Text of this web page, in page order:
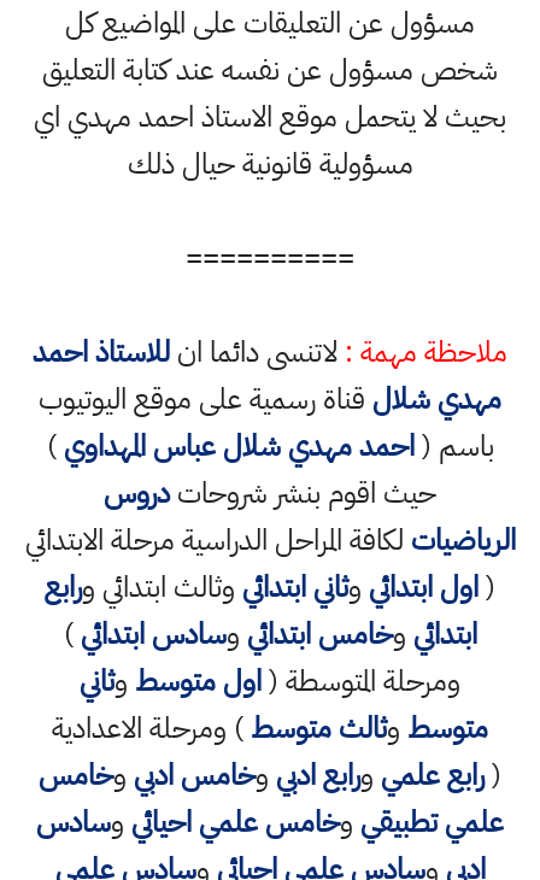
مسؤول عن التعليقات على المواضيع كل
شخص مسؤول عن نفسه عند كتابة التعليق
بحيث لا يتحمل موقع الاستاذ احمد مهدي اي
مسؤولية قانونية حيال ذلك
==========
ملاحظة مهمة : لاتنسى دائما انللاستاذ احمد
مهدي شلال قناة رسمية على موقع اليوتيوب
باسم (احمد مهدي شلال عباس المهداوي)
حيث اقوم بنشر شروحاتدروس
الرياضيات لكافة المراحل الدراسية مرحلة الابتدائي
(اول ابتدائي وثاني ابتدائي وثالث ابتدائي ورابع
ابتدائي وخامس ابتدائي وسادس ابتدائي)
ومرحلة المتوسطة (اول متوسط وثاني
متوسط وثالث متوسط) ومرحلة الاعدادية
(رابع علمي ورابع ادبي وخامس ادبي وخامس
علمي تطبيقي وخامس علمي احيائي وسادس
ادبي وسادس علمي احيائي وسادس علمي